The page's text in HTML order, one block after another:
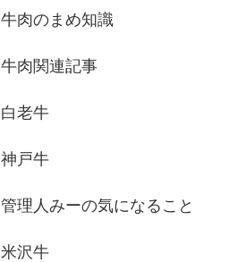
牛肉のまめ知識
牛肉関連記事
白老牛
神戸牛
管理人みーの気になること
米沢牛